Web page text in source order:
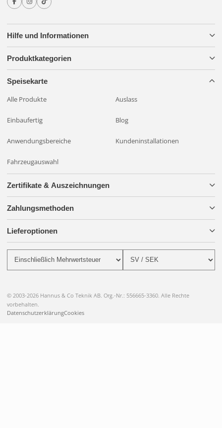
Hilfe und Informationen
Produktkategorien
Speisekarte
Alle Produkte Auslass
Einbaufertig Blog
Anwendungsbereiche Kundeninstallationen
Fahrzeugauswahl
Zertifikate & Auszeichnungen
Zahlungsmethoden
Lieferoptionen
© 2003-2026 Hannus & Co Teknik AB. Org.-Nr.: 556665-3360. Alle Rechte
vorbehalten.
DatenschutzerklärungCookies